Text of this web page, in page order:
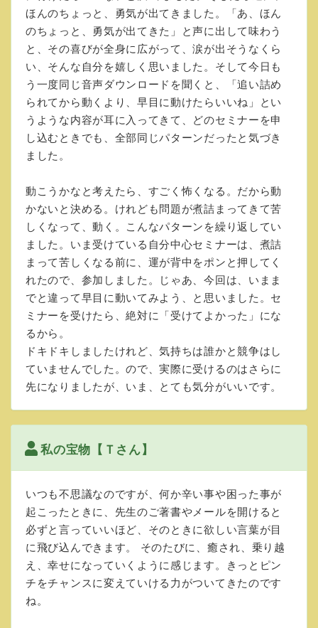
ほんのちょっと、勇気が出てきました。「あ、ほん
のちょっと、勇気が出てきた」と声に出して味わう
と、その喜びが全身に広がって、涙が出そうなくら
い、そんな自分を嬉しく思いました。そして今日も
う一度同じ音声ダウンロードを聞くと、「追い詰め
られてから動くより、早目に動けたらいいね」とい
うような内容が耳に入ってきて、どのセミナーを申
し込むときでも、全部同じパターンだったと気づき
ました。
動こうかなと考えたら、すごく怖くなる。だから動
かないと決める。けれども問題が煮詰まってきて苦
しくなって、動く。こんなパターンを繰り返してい
ました。いま受けている自分中心セミナーは、煮詰
まって苦しくなる前に、運が背中をポンと押してく
れたので、参加しました。じゃあ、今回は、いまま
でと違って早目に動いてみよう、と思いました。セ
ミナーを受けたら、絶対に「受けてよかった」にな
るから。
ドキドキしましたけれど、気持ちは誰かと競争はし
ていませんでした。ので、実際に受けるのはさらに
先になりましたが、いま、とても気分がいいです。
私の宝物【Ｔさん】
いつも不思議なのですが、何か辛い事や困った事が
起こったときに、先生のご著書やメールを開けると
必ずと言っていいほど、そのときに欲しい言葉が目
に飛び込んできます。 そのたびに、癒され、乗り越
え、幸せになっていくように感じます。きっとピン
チをチャンスに変えていける力がついてきたのです
ね。